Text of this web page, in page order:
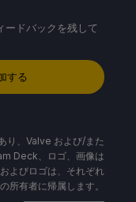
ードバックを残して
する
り、Valve および/また
Deck、ロゴ、画像は
よびロゴは、それぞれ
の所有者に帰属します。